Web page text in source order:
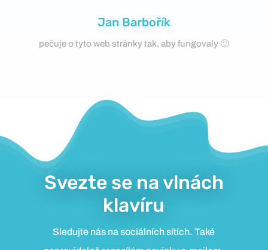
Jan Barbořík
pečuje o tyto web stránky tak, aby fungovaly 🙂
Svezte se na vlnách
klavíru
Sledujte nás na sociálních sítích. Také